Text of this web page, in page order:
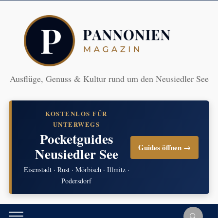
Ausflüge, Genuss & Kultur rund um den Neusiedler See
KOSTENLOS FÜR
UNTERWEGS
Pocketguides
Neusiedler See
Eisenstadt · Rust · Mörbisch · Illmitz ·
Podersdorf
Guides öffnen →